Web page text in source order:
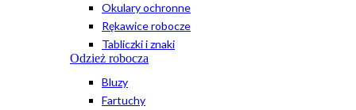
Okulary ochronne
Rękawice robocze
Tabliczki i znaki
Odzież robocza
Bluzy
Fartuchy